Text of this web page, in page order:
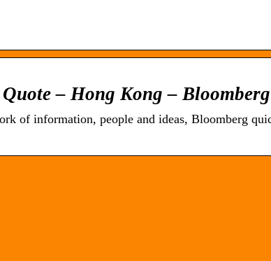
– Hong Kong – Bloomberg
of information, people and ideas, Bloomberg